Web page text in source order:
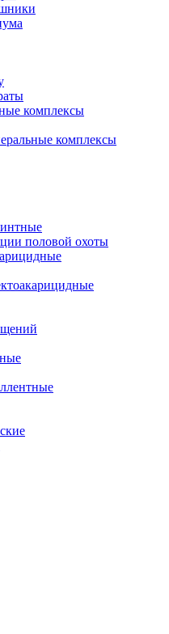
комплексы
комплексы
половой охоты